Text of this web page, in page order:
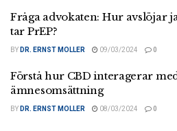
Fråga advokaten: Hur avslöjar
tar PrEP?
BY DR. ERNST MOLLER 09/03/2024 0
Förstå hur CBD interagerar
ämnesomsättning
BY DR. ERNST MOLLER 08/03/2024 0